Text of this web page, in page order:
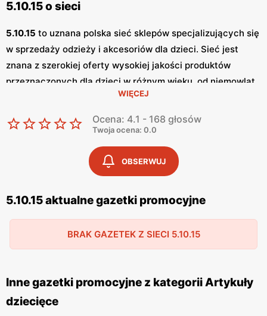
5.10.15 o sieci
5.10.15 to uznana polska sieć sklepów specjalizujących się
w sprzedaży odzieży i akcesoriów dla dzieci. Sieć jest
znana z szerokiej oferty wysokiej jakości produktów
przeznaczonych dla dzieci w różnym wieku, od niemowląt
po nastolatków. Firma cieszy się zaufaniem rodziców,
którzy doceniają zarówno trwałość, jak i atrakcyjny design
oferowanych ubrań.5.10.15to marka, która stawia na
nowoczesne rozwiązania, jednocześnie dbając o tradycje i
potrzeby swoich klientów. Sklepy5.10.15
gazetki promocyjne, które prezentują najnowsze
kolekcje oraz atrakcyjne
promocje . Dzięki tym
klienci mogą na bieżąco śledzić oferty specjalne,
są wydawane kilka razy w miesiącu, co
5.10.15jest różnorodność asortymentu. W ofercie znajdują
się nie tylko ubrania, ale także obuwie, akcesoria, zabawki
WIĘCEJ
Ocena: 4.1 - 168 głosów
Twoja ocena: 0.0
OBSERWUJ
5.10.15 aktualne gazetki promocyjne
BRAK GAZETEK Z SIECI 5.10.15
Inne gazetki promocyjne z kategorii Artykuły
dziecięce